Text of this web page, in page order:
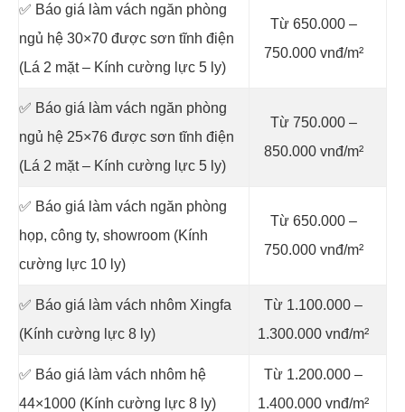
✅ Báo giá làm vách ngăn phòng
ngủ hệ 30×70 được sơn tĩnh điện
(Lá 2 mặt – Kính cường lực 5 ly)
Từ 650.000 –
750.000 vnđ/m²
✅ Báo giá làm vách ngăn phòng
ngủ hệ 25×76 được sơn tĩnh điện
(Lá 2 mặt – Kính cường lực 5 ly)
Từ 750.000 –
850.000 vnđ/m²
✅ Báo giá làm vách ngăn phòng
họp, công ty, showroom (Kính
cường lực 10 ly)
Từ 650.000 –
750.000 vnđ/m²
✅ Báo giá làm vách nhôm Xingfa
(Kính cường lực 8 ly)
Từ 1.100.000 –
1.300.000 vnđ/m²
✅ Báo giá làm vách nhôm hệ
44×1000 (Kính cường lực 8 ly)
Từ 1.200.000 –
1.400.000 vnđ/m²